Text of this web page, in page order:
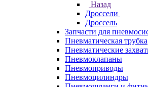
Назад
Дроссели
Дроссель
Запчасти для
Пневматическая трубка
Пневматические
Пневмоклапаны
Пневмоприводы
Пневмоцилиндры